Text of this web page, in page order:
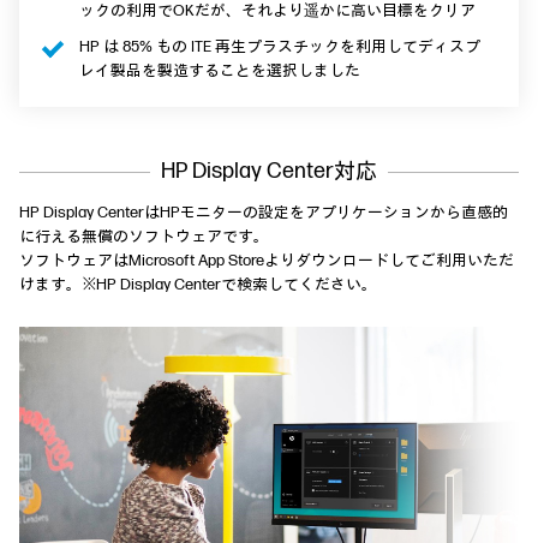
ックの利用でOKだが、それより遥かに高い目標をクリア
HP は 85% もの ITE 再生プラスチックを利用してディスプ
レイ製品を製造することを選択しました
HP Display Center対応
HP Display CenterはHPモニターの設定をアプリケーションから直感的
に行える無償のソフトウェアです。
ソフトウェアはMicrosoft App Storeよりダウンロードしてご利用いただ
けます。※HP Display Centerで検索してください。